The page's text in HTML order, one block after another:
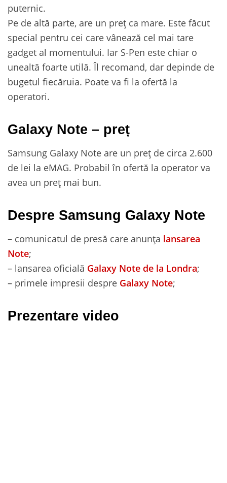
puternic.
Pe de altă parte, are un preț ca mare. Este făcut
special pentru cei care vânează cel mai tare
gadget al momentului. Iar S-Pen este chiar o
unealtă foarte utilă. Îl recomand, dar depinde de
bugetul fiecăruia. Poate va fi la ofertă la
operatori.
Galaxy Note – preț
Samsung Galaxy Note are un preț de circa 2.600
de lei la eMAG. Probabil în ofertă la operator va
avea un preț mai bun.
Despre Samsung Galaxy Note
– comunicatul de presă care anunța lansarea
Note;
– lansarea oficială Galaxy Note de la Londra;
– primele impresii despre Galaxy Note;
Prezentare video